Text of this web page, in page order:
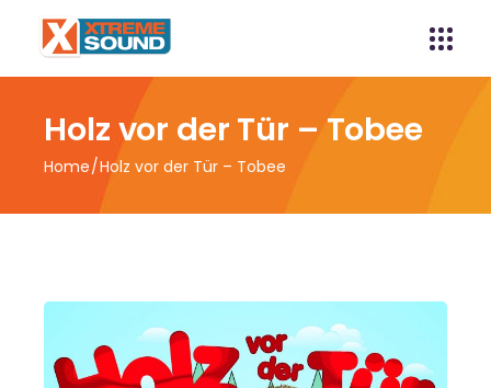
Holz vor der Tür – Tobee
Home Holz vor der Tür – Tobee